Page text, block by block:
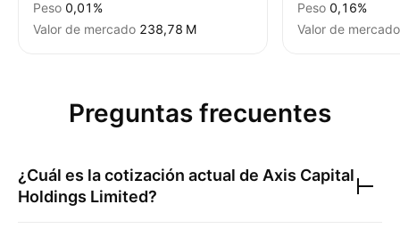
Peso 0,01%
Valor de mercado ‪238,78 M‬
Peso 0,16%
Valor de mercado
Preguntas frecuentes
¿Cuál es la cotización actual de Axis Capital
Holdings Limited?